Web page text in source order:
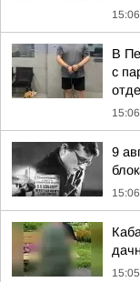
15:06
В
с
15:06
9
15:06
15:05